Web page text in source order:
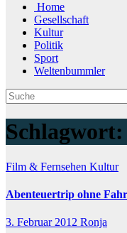
Home
Gesellschaft
Kultur
Politik
Sport
Weltenbummler
Schlagwort:
Film & Fernsehen Kultur
Abenteuertrip ohne
3. Februar 2012 Ronja